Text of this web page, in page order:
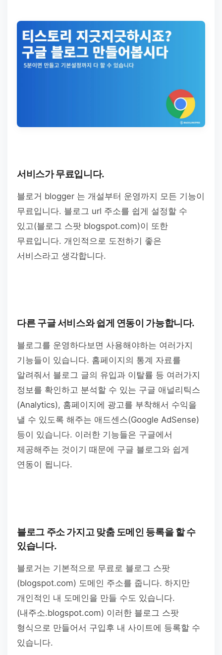
서비스가 무료입니다.
블로거 blogger 는 개설부터 운영까지 모든 기능이
무료입니다. 블로그 url 주소를 쉽게 설정할 수
있고(블로그 스팟 blogspot.com)이 또한
무료입니다. 개인적으로 도전하기 좋은
서비스라고 생각합니다.
다른 구글 서비스와 쉽게 연동이 가능합니다.
블로그를 운영하다보면 사용해야하는 여러가지
기능들이 있습니다. 홈페이지의 통계 자료를
알려줘서 블로그 글의 유입과 이탈률 등 여러가지
정보를 확인하고 분석할 수 있는 구글 애널리틱스
(Analytics), 홈페이지에 광고를 부착해서 수익을
낼 수 있도록 해주는 애드센스(Google AdSense)
등이 있습니다. 이러한 기능들은 구글에서
제공해주는 것이기 때문에 구글 블로그와 쉽게
연동이 됩니다.
블로그 주소 가지고 맞춤 도메인 등록을 할 수
있습니다.
블로거는 기본적으로 무료로 블로그 스팟
(blogspot.com) 도메인 주소를 줍니다. 하지만
개인적인 내 도메인을 만들 수도 있습니다.
(내주소.blogspot.com) 이러한 블로그 스팟
형식으로 만들어서 구입후 내 사이트에 등록할 수
있습니다.